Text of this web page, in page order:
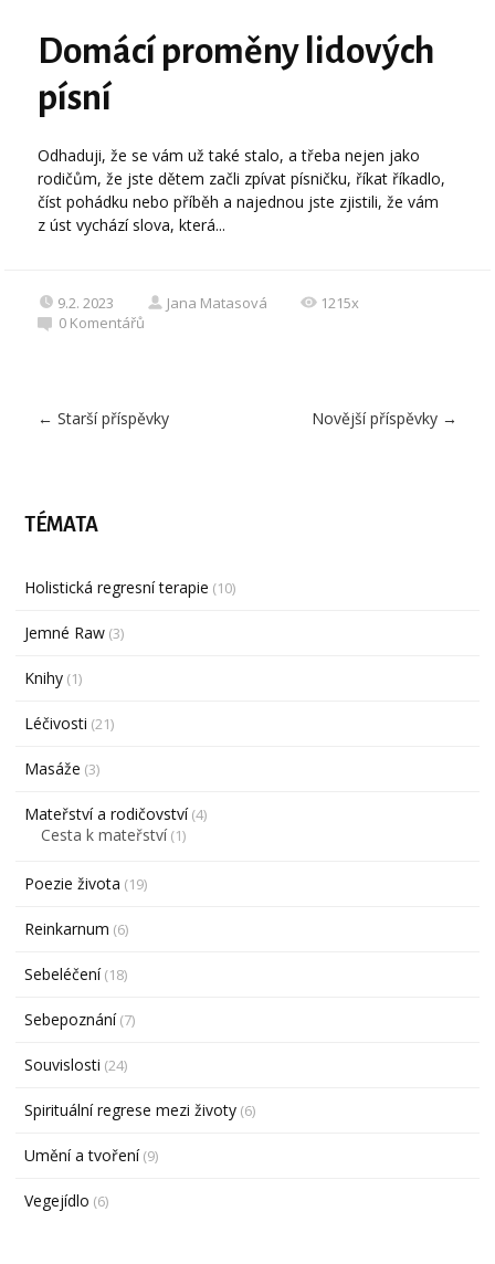
Domácí proměny lidových
písní
Odhaduji, že se vám už také stalo, a třeba nejen jako
rodičům, že jste dětem začli zpívat písničku, říkat říkadlo,
číst pohádku nebo příběh a najednou jste zjistili, že vám
z úst vychází slova, která...
9.2. 2023 Jana Matasová
1215x
0 Komentářů
← Starší příspěvky Novější příspěvky →
TÉMATA
Holistická regresní terapie (10)
Jemné Raw (3)
Knihy (1)
Léčivosti (21)
Masáže (3)
Mateřství a rodičovství(4)
Cesta k mateřství(1)
Poezie života (19)
Reinkarnum (6)
Sebeléčení(18)
Sebepoznání(7)
Souvislosti (24)
Spirituální regrese mezi životy (6)
Umění a tvoření(9)
Vegejídlo (6)